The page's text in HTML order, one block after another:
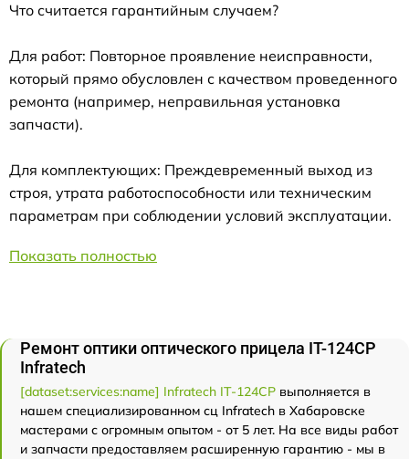
Что считается гарантийным случаем?
Для работ: Повторное проявление неисправности,
который прямо обусловлен с качеством проведенного
ремонта (например, неправильная установка
запчасти).
Для комплектующих: Преждевременный выход из
строя, утрата работоспособности или техническим
параметрам при соблюдении условий эксплуатации.
Показать полностью
Ремонт оптики оптического прицела IT-124CP
Infratech
[dataset:services:name] Infratech IT-124CP выполняется в
нашем специализированном сц Infratech в Хабаровске
мастерами с огромным опытом - от 5 лет. На все виды работ
и запчасти предоставляем расширенную гарантию - мы в